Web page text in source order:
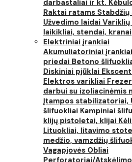
darbastaliai ir kt.
Raktai ratams
Užvedimo laidai
laikikliai, stendai, kranai
Elektriniai įrankiai
Akumuliatoriniai įrankiai
priedai Betono
Diskiniai pjūklai
Elektros varikliai
darbui su izoliacinėmis
Įtampos stabilizatoriai,
šlifuokliai Kampiniai
klijų pistoletai, klijai
Lituokliai, litavimo
medžio, vamzdžių
Vagapjovės Obliai
Perforatoriai/